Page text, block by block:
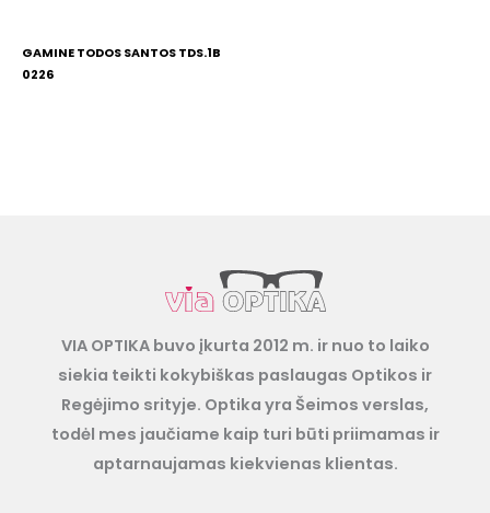
GAMINE TODOS SANTOS TDS.1B
0226
VIA OPTIKA buvo įkurta 2012 m. ir nuo to laiko
siekia teikti kokybiškas paslaugas Optikos ir
Regėjimo srityje. Optika yra Šeimos verslas,
todėl mes jaučiame kaip turi būti priimamas ir
aptarnaujamas kiekvienas klientas.